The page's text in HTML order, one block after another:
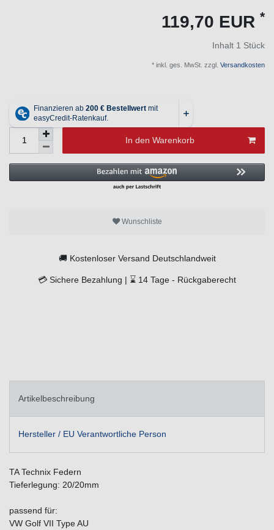
119,70 EUR *
Inhalt 1 Stück
* inkl. ges. MwSt. zzgl. Versandkosten
In den Warenkorb
Wunschliste
🚚 Kostenloser Versand Deutschlandweit
💳 Sichere Bezahlung | ⌛ 14 Tage - Rückgaberecht
Artikelbeschreibung
Hersteller / EU Verantwortliche Person
TA Technix Federn
Tieferlegung: 20/20mm
passend für:
VW Golf VII Type AU